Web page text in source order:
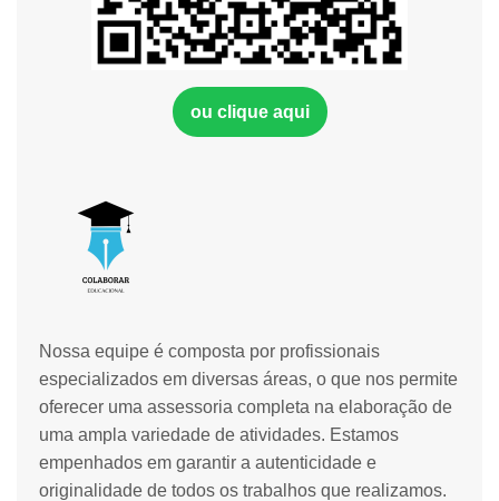
Nossa equipe é composta por profissionais
especializados em diversas áreas, o que nos permite
oferecer uma assessoria completa na elaboração de
uma ampla variedade de atividades. Estamos
empenhados em garantir a autenticidade e
originalidade de todos os trabalhos que realizamos.
ou clique aqui